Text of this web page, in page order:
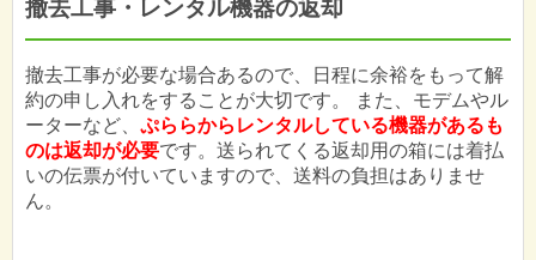
撤去工事・レンタル機器の返却
撤去工事が必要な場合あるので、日程に余裕をもって解
約の申し入れをすることが大切です。 また、モデムやル
ーターなど、 ぷららからレンタルしている機器があるも
のは返却が必要です。送られてくる返却用の箱には着払
いの伝票が付いていますので、送料の負担はありませ
ん。